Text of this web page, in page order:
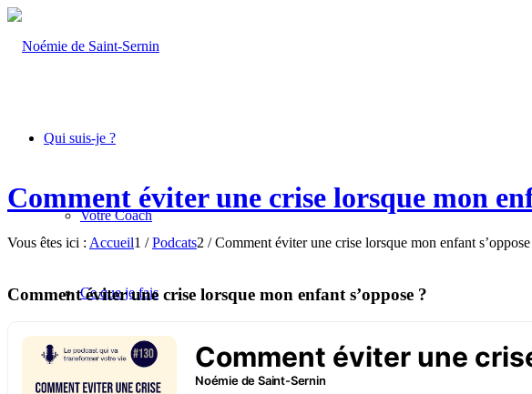
Qui suis-je ?
Votre Coach
Ce que je fais
Comment éviter une crise lorsque mon
Vous êtes ici : Accueil1 / Podcats2 / Comment éviter une crise lorsque mon enfant
Comment éviter une crise lorsque mon enfant s’oppose ?